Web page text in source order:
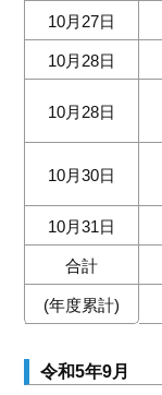
10月27日
10月28日
10月28日
10月30日
10月31日
合計
(年度累計)
令和5年9月